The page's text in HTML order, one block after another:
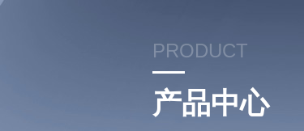
PRODUCT
产品中心